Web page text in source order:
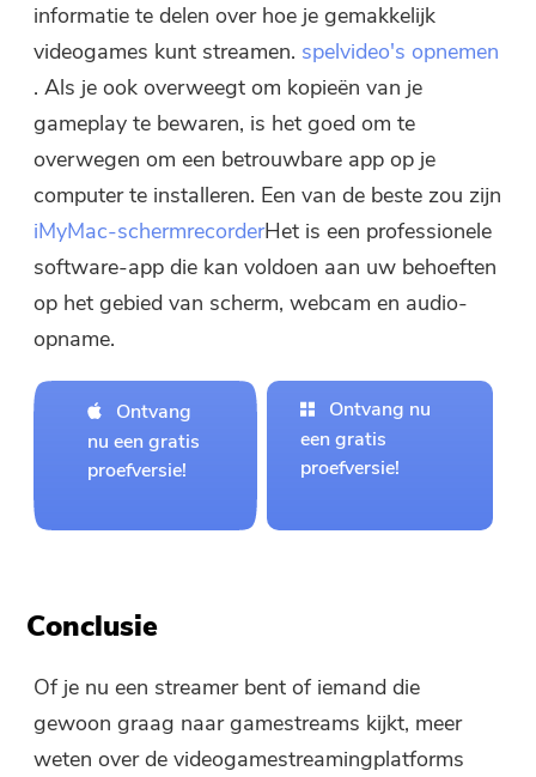
informatie te delen over hoe je gemakkelijk
videogames kunt streamen. spelvideo's opnemen
. Als je ook overweegt om kopieën van je
gameplay te bewaren, is het goed om te
overwegen om een ​​betrouwbare app op je
computer te installeren. Een van de beste zou zijn
iMyMac-schermrecorderHet is een professionele
software-app die kan voldoen aan uw behoeften
op het gebied van scherm, webcam en audio-
opname.
Ontvang
nu een gratis
proefversie!
Ontvang nu
een gratis
proefversie!
Conclusie
Of je nu een streamer bent of iemand die
gewoon graag naar gamestreams kijkt, meer
weten over de videogamestreamingplatforms